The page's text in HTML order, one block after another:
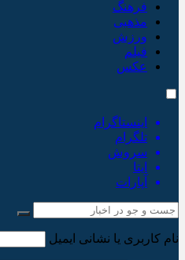
فرهنگ
مذهبی
ورزش
فیلم
عکس
اینستاگرام
تلگرام
سروش
ایتا
آپارات
نام کاربری یا نشانی ایمیل